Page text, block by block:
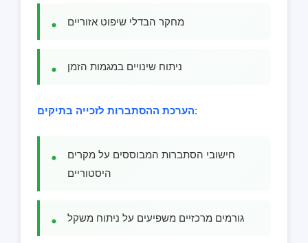
מחקר הבדלי שיפוט אזוריים
ניתוח שינויים במגמות הזמן
הערכת ההסתברות לזכייה בתיקים:
חישובי הסתברות המבוססים על מקרים
היסטוריים
גורמים מרכזיים משפיעים על ניתוח משקל